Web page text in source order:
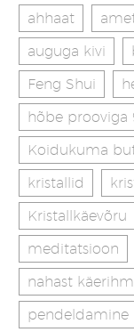
ahhaat
auguga kivi
Feng Shui
hõbe prooviga
Koidukuma
kristallid
Kristallkäevõru
meditatsioon
nahast käerihm
pendeldamine